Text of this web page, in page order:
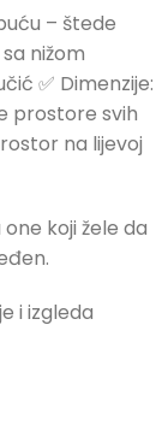
– štede
nižom
✅ Dimenzije:
prostore svih
na lijevoj
koji žele da
i izgleda